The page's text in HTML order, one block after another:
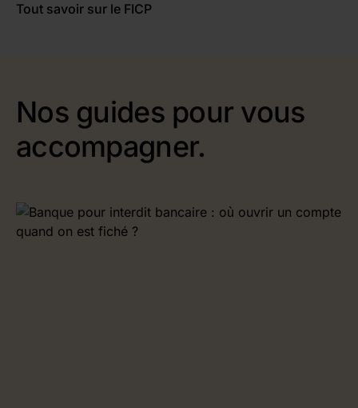
Tout savoir sur le FICP
Nos guides pour vous
accompagner.